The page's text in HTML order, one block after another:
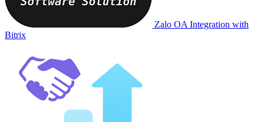
Zalo OA Integration with
Bitrix